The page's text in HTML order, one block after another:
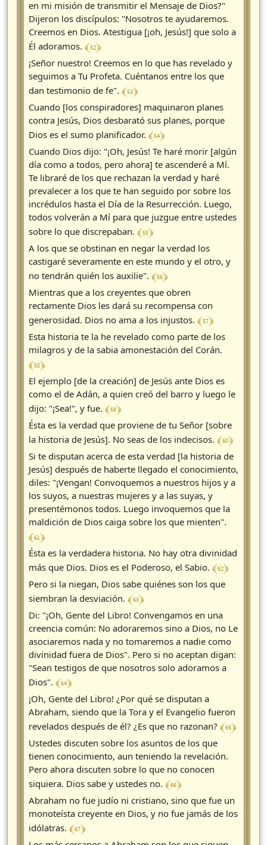
en mi misión de transmitir el Mensaje de Dios?"
Dijeron los discípulos: "Nosotros te ayudaremos.
Creemos en Dios. Atestigua [¡oh, Jesús!] que solo a
Él adoramos. ﴾ 52 ﴿
¡Señor nuestro! Creemos en lo que has revelado y
seguimos a Tu Profeta. Cuéntanos entre los que
dan testimonio de fe". ﴾ 53 ﴿
Cuando [los conspiradores] maquinaron planes
contra Jesús, Dios desbarató sus planes, porque
Dios es el sumo planificador. ﴾ 54 ﴿
Cuando Dios dijo: "¡Oh, Jesús! Te haré morir [algún
día como a todos, pero ahora] te ascenderé a Mí.
Te libraré de los que rechazan la verdad y haré
prevalecer a los que te han seguido por sobre los
incrédulos hasta el Día de la Resurrección. Luego,
todos volverán a Mí para que juzgue entre ustedes
sobre lo que discrepaban. ﴾ 55 ﴿
A los que se obstinan en negar la verdad los
castigaré severamente en este mundo y el otro, y
no tendrán quién los auxilie". ﴾ 56 ﴿
Mientras que a los creyentes que obren
rectamente Dios les dará su recompensa con
generosidad. Dios no ama a los injustos. ﴾ 57 ﴿
Esta historia te la he revelado como parte de los
milagros y de la sabia amonestación del Corán.
﴾ 58 ﴿
El ejemplo [de la creación] de Jesús ante Dios es
como el de Adán, a quien creó del barro y luego le
dijo: "¡Sea!", y fue. ﴾ 59 ﴿
Ésta es la verdad que proviene de tu Señor [sobre
la historia de Jesús]. No seas de los indecisos. ﴾ 60 ﴿
Si te disputan acerca de esta verdad [la historia de
Jesús] después de haberte llegado el conocimiento,
diles: "¡Vengan! Convoquemos a nuestros hijos y a
los suyos, a nuestras mujeres y a las suyas, y
presentémonos todos. Luego invoquemos que la
maldición de Dios caiga sobre los que mienten".
﴾ 61 ﴿
Ésta es la verdadera historia. No hay otra divinidad
más que Dios. Dios es el Poderoso, el Sabio. ﴾ 62 ﴿
Pero si la niegan, Dios sabe quiénes son los que
siembran la desviación. ﴾ 63 ﴿
Di: "¡Oh, Gente del Libro! Convengamos en una
creencia común: No adoraremos sino a Dios, no Le
asociaremos nada y no tomaremos a nadie como
divinidad fuera de Dios". Pero si no aceptan digan:
"Sean testigos de que nosotros solo adoramos a
Dios". ﴾ 64 ﴿
¡Oh, Gente del Libro! ¿Por qué se disputan a
Abraham, siendo que la Tora y el Evangelio fueron
revelados después de él? ¿Es que no razonan? ﴾ 65 ﴿
Ustedes discuten sobre los asuntos de los que
tienen conocimiento, aun teniendo la revelación.
Pero ahora discuten sobre lo que no conocen
siquiera. Dios sabe y ustedes no. ﴾ 66 ﴿
Abraham no fue judío ni cristiano, sino que fue un
monoteísta creyente en Dios, y no fue jamás de los
idólatras. ﴾ 67 ﴿